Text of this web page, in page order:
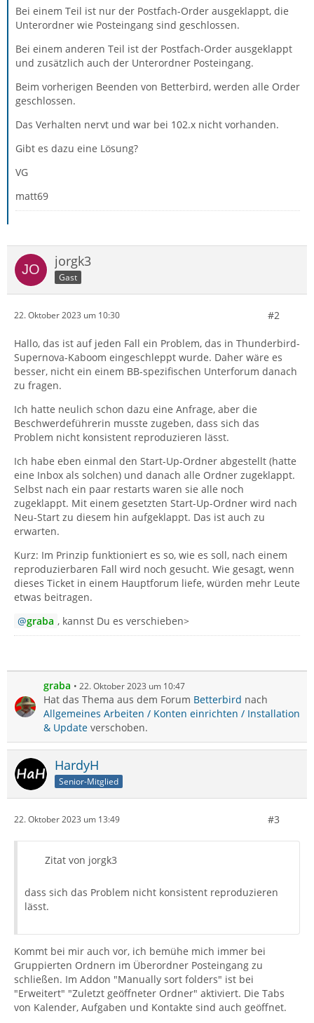
Bei einem Teil ist nur der Postfach-Order ausgeklappt, die
Unterordner wie Posteingang sind geschlossen.
Bei einem anderen Teil ist der Postfach-Order ausgeklappt
und zusätzlich auch der Unterordner Posteingang.
Beim vorherigen Beenden von Betterbird, werden alle Order
geschlossen.
Das Verhalten nervt und war bei 102.x nicht vorhanden.
Gibt es dazu eine Lösung?
VG
matt69
jorgk3
Gast
22. Oktober 2023 um 10:30 #2
Hallo, das ist auf jeden Fall ein Problem, das in Thunderbird-
Supernova-Kaboom eingeschleppt wurde. Daher wäre es
besser, nicht ein einem BB-spezifischen Unterforum danach
zu fragen.
Ich hatte neulich schon dazu eine Anfrage, aber die
Beschwerdeführerin musste zugeben, dass sich das
Problem nicht konsistent reproduzieren lässt.
Ich habe eben einmal den Start-Up-Ordner abgestellt (hatte
eine Inbox als solchen) und danach alle Ordner zugeklappt.
Selbst nach ein paar restarts waren sie alle noch
zugeklappt. Mit einem gesetzten Start-Up-Ordner wird nach
Neu-Start zu diesem hin aufgeklappt. Das ist auch zu
erwarten.
Kurz: Im Prinzip funktioniert es so, wie es soll, nach einem
reproduzierbaren Fall wird noch gesucht. Wie gesagt, wenn
dieses Ticket in einem Hauptforum liefe, würden mehr Leute
etwas beitragen.
graba , kannst Du es verschieben>
graba 22. Oktober 2023 um 10:47
Hat das Thema aus dem Forum Betterbird nach
Allgemeines Arbeiten / Konten einrichten / Installation
& Update verschoben.
HardyH
Senior-Mitglied
22. Oktober 2023 um 13:49 #3
Zitat von jorgk3
dass sich das Problem nicht konsistent reproduzieren
lässt.
Kommt bei mir auch vor, ich bemühe mich immer bei
Gruppierten Ordnern im Überordner Posteingang zu
schließen. Im Addon "Manually sort folders" ist bei
"Erweitert" "Zuletzt geöffneter Ordner" aktiviert. Die Tabs
von Kalender, Aufgaben und Kontakte sind auch geöffnet.